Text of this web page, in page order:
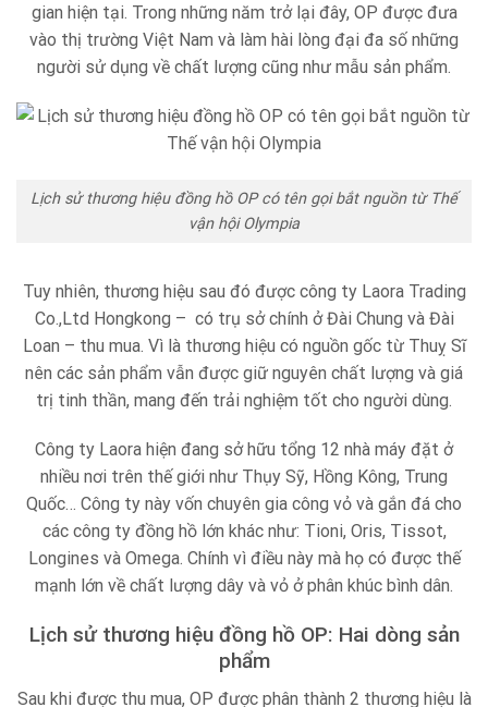
gian hiện tại. Trong những năm trở lại đây, OP được đưa
vào thị trường Việt Nam và làm hài lòng đại đa số những
người sử dụng về chất lượng cũng như mẫu sản phẩm.
Lịch sử thương hiệu đồng hồ OP có tên gọi bắt nguồn từ Thế
vận hội Olympia
Tuy nhiên, thương hiệu sau đó được công ty Laora Trading
Co.,Ltd Hongkong – có trụ sở chính ở Đài Chung và Đài
Loan – thu mua. Vì là thương hiệu có nguồn gốc từ Thuỵ Sĩ
nên các sản phẩm vẫn được giữ nguyên chất lượng và giá
trị tinh thần, mang đến trải nghiệm tốt cho người dùng.
Công ty Laora hiện đang sở hữu tổng 12 nhà máy đặt ở
nhiều nơi trên thế giới như Thụy Sỹ, Hồng Kông, Trung
Quốc… Công ty này vốn chuyên gia công vỏ và gắn đá cho
các công ty đồng hồ lớn khác như: Tioni, Oris, Tissot,
Longines và Omega. Chính vì điều này mà họ có được thế
mạnh lớn về chất lượng dây và vỏ ở phân khúc bình dân.
Lịch sử thương hiệu đồng hồ OP: Hai dòng sản
phẩm
Sau khi được thu mua, OP được phân thành 2 thương hiệu là